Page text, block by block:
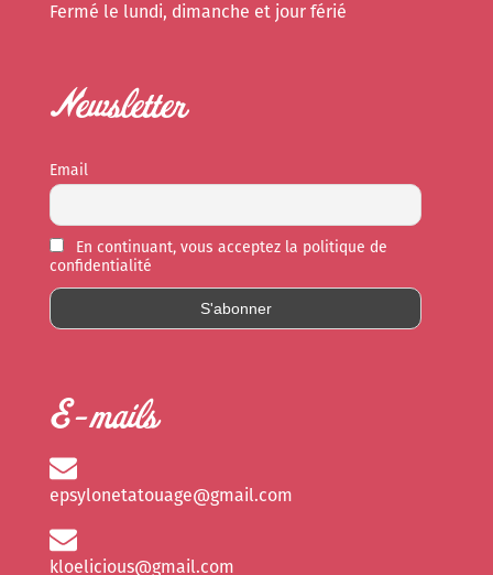
Fermé le lundi, dimanche et jour férié
Newsletter
Email
En continuant, vous acceptez la politique de
confidentialité
E-mails
epsylonetatouage@gmail.com
kloelicious@gmail.com